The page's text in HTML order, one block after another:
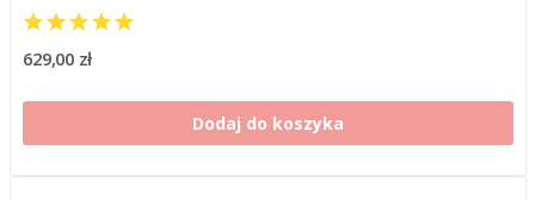
629,00 zł
Dodaj do koszyka